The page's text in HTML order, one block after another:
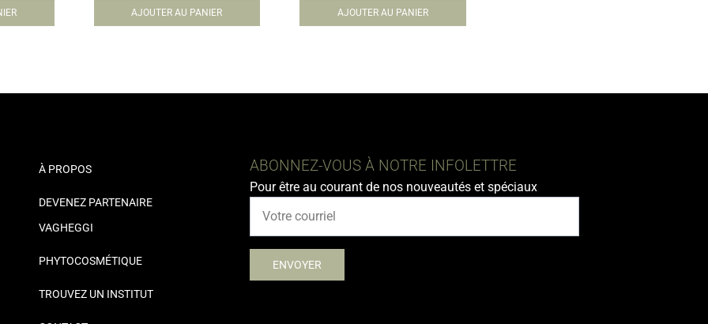
AJOUTER AU PANIER AJOUTER AU PANIER
À PROPOS
DEVENEZ PARTENAIRE
VAGHEGGI
PHYTOCOSMÉTIQUE
TROUVEZ UN INSTITUT
ABONNEZ-VOUS À NOTRE INFOLETTRE
Pour être au courant de nos nouveautés et spéciaux